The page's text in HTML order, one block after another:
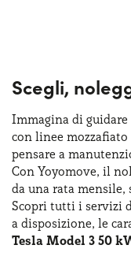
Scegli,
Immagina di
con linee mozzafiato
pensare a
Con Yoyomove, il
da una rata mensile,
Scopri tutti i servizi
a disposizione, le
Tesla Model 3 50